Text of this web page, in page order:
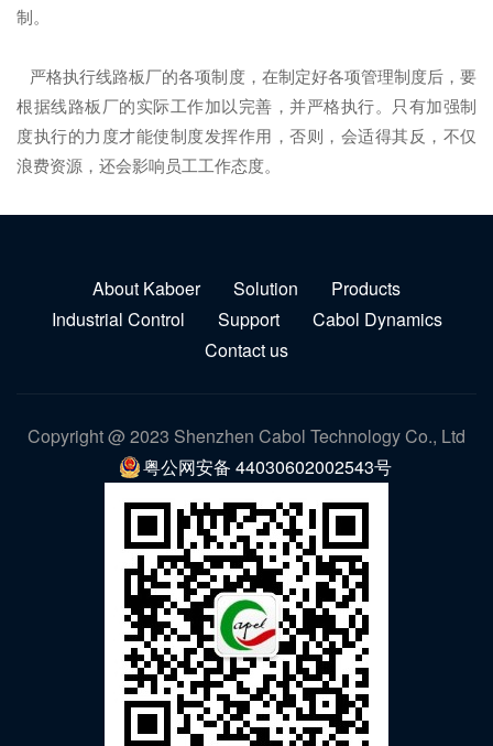
制。
严格执行线路板厂的各项制度，在制定好各项管理制度后，要
根据线路板厂的实际工作加以完善，并严格执行。只有加强制
度执行的力度才能使制度发挥作用，否则，会适得其反，不仅
浪费资源，还会影响员工工作态度。
About Kaboer Solution
Products
Industrial Control
Support
Cabol Dynamics
Contact us
Copyright @ 2023 Shenzhen Cabol Technology Co., Ltd
粤公网安备 44030602002543号